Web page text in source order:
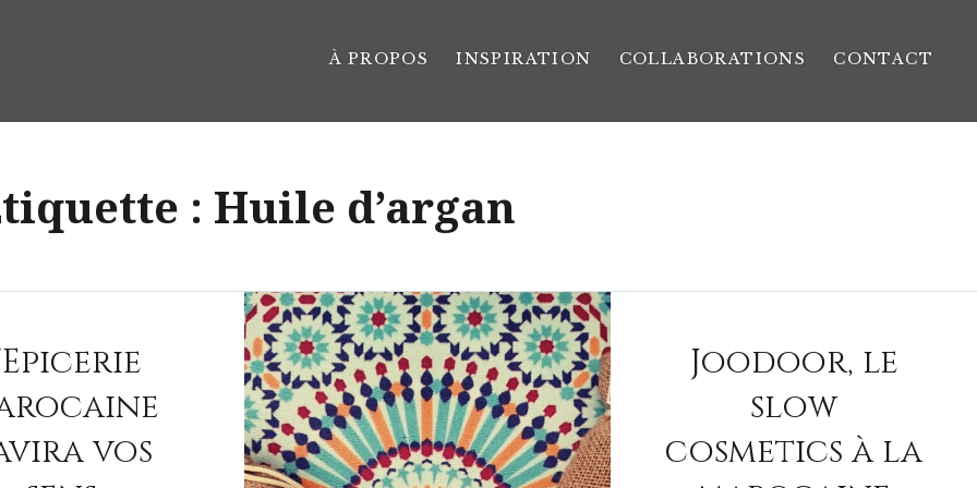
À PROPOS INSPIRATION COLLABORATIONS CONTACT
: Huile d’argan
vos
Joodoor, le
slow
cosmetics à la